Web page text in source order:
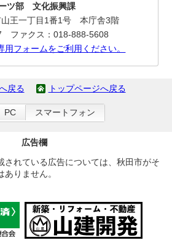
ツ部 文化振興課
王一丁目1番1号 本庁舎3階
ファクス：018-888-5608
用フォームをご利用ください。
戻る トップページへ戻る
PC スマートフォン
広告欄
されている広告については、秋田市がそ
りません。